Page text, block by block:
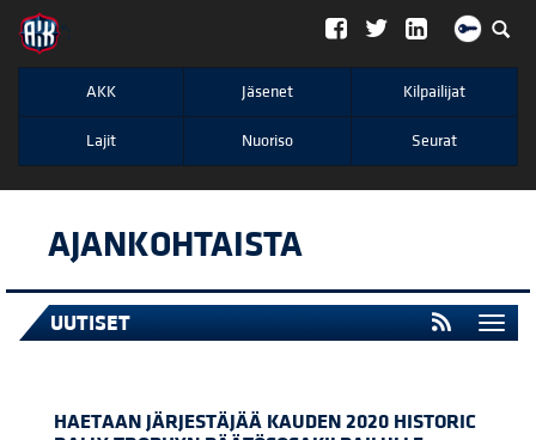
";
AKK Jäsenet Kilpailijat
Lajit Nuoriso Seurat
AJANKOHTAISTA
UUTISET
HAETAAN JÄRJESTÄJÄÄ KAUDEN 2020 HISTORIC